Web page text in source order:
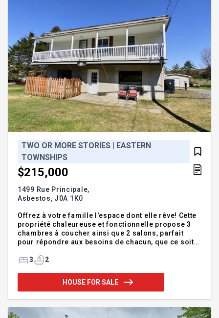
TWO OR MORE STORIES | EASTERN
TOWNSHIPS
$215,000
1499 Rue Principale,
Asbestos, J0A 1K0
Offrez à votre famille l'espace dont elle rêve! Cette
propriété chaleureuse et fonctionnelle propose 3
chambres à coucher ainsi que 2 salons, parfait
pour répondre aux besoins de chacun, que ce soit
jeu pour les enfants. À l'extérieur, profitez d'un
aire de jeux, jardin, projets ou simplement un
espace pour relaxer en toute tranquillité. Située
3 2
HOUSE FOR SALE